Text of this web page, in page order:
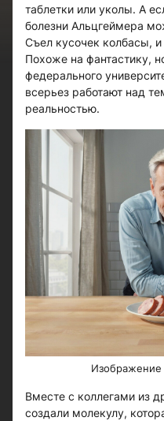
таблетки или уколы. А
болезни Альцгеймера
Съел кусочек колбасы,
Похоже на фантастику,
федерального
всерьез работают над
реальностью.
Изображение
Вместе с коллегами из
создали молекулу,